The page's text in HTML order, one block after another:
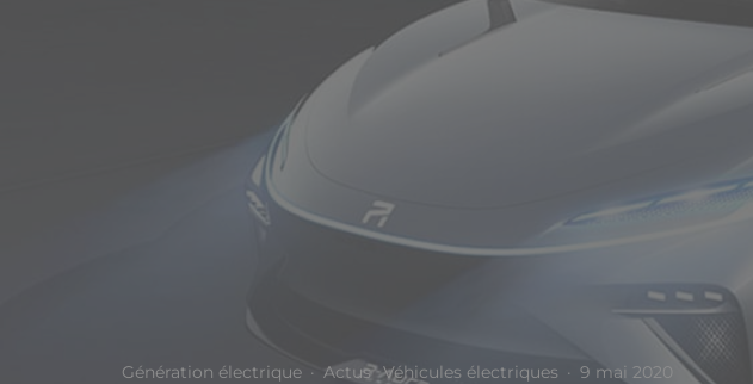
Génération électrique · Actus Véhicules électriques · 9 mai 2020